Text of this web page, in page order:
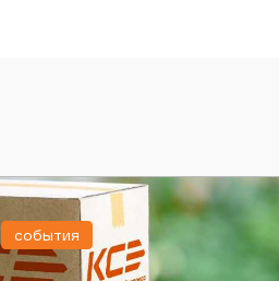
события